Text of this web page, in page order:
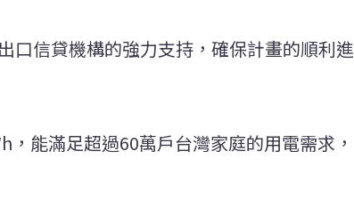
口信貸機構的強力支持，確保計畫的順利進
，能滿足超過60萬戶台灣家庭的用電需求，